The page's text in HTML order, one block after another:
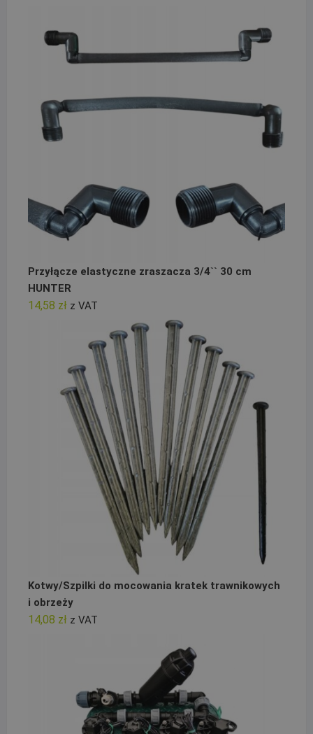
Przyłącze elastyczne zraszacza 3/4`` 30 cm
HUNTER
14,58 zł z VAT
Kotwy/Szpilki do mocowania kratek trawnikowych
i obrzeży
14,08 zł z VAT